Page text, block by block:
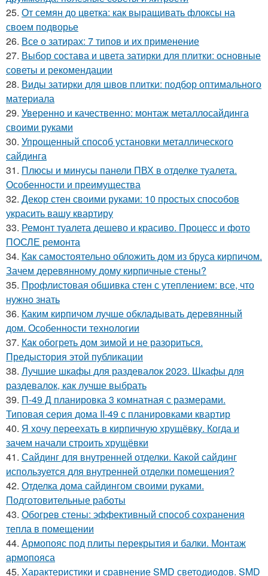
25. От семян до цветка: как выращивать флоксы на
своем подворье
26. Все о затирах: 7 типов и их применение
27. Выбор состава и цвета затирки для плитки: основные
советы и рекомендации
28. Виды затирки для швов плитки: подбор оптимального
материала
29. Уверенно и качественно: монтаж металлосайдинга
своими руками
30. Упрощенный способ установки металлического
сайдинга
31. Плюсы и минусы панели ПВХ в отделке туалета.
Особенности и преимущества
32. Декор стен своими руками: 10 простых способов
украсить вашу квартиру
33. Ремонт туалета дешево и красиво. Процесс и фото
ПОСЛЕ ремонта
34. Как самостоятельно обложить дом из бруса кирпичом.
Зачем деревянному дому кирпичные стены?
35. Профлистовая обшивка стен с утеплением: все, что
нужно знать
36. Каким кирпичом лучше обкладывать деревянный
дом. Особенности технологии
37. Как обогреть дом зимой и не разориться.
Предыстория этой публикации
38. Лучшие шкафы для раздевалок 2023. Шкафы для
раздевалок, как лучше выбрать
39. П-49 Д планировка 3 комнатная с размерами.
Типовая серия дома II-49 с планировками квартир
40. Я хочу переехать в кирпичную хрущёвку. Когда и
зачем начали строить хрущёвки
41. Сайдинг для внутренней отделки. Какой сайдинг
используется для внутренней отделки помещения?
42. Отделка дома сайдингом своими руками.
Подготовительные работы
43. Обогрев стены: эффективный способ сохранения
тепла в помещении
44. Армопояс под плиты перекрытия и балки. Монтаж
армопояса
45. Характеристики и сравнение SMD светодиодов. SMD